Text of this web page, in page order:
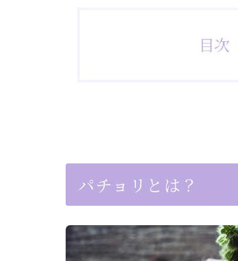
目次
パチョリとは？